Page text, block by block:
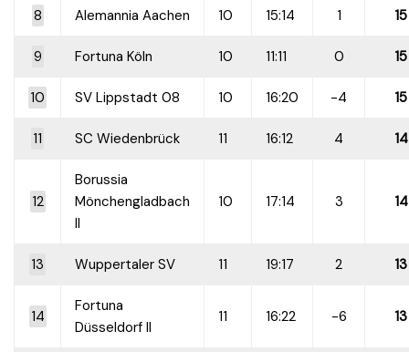
8 Alemannia Aachen 10 15:14 1 15
9 Fortuna Köln 10 11:11 0 15
10 SV Lippstadt 08 10 16:20 -4 15
11 SC Wiedenbrück 11 16:12 4 14
12
Borussia
Mönchengladbach
II
10 17:14 3 14
13 Wuppertaler SV 11 19:17 2 13
14
Fortuna
Düsseldorf II
11 16:22 -6 13